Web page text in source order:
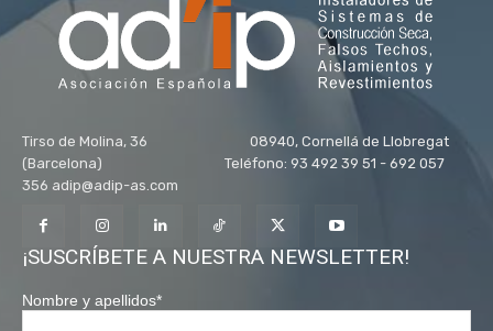
Tirso de Molina, 36 08940, Cornellá de Llobregat
(Barcelona) Teléfono: 93 492 39 51 - 692 057
356 adip@adip-as.com
¡SUSCRÍBETE A NUESTRA NEWSLETTER!
Nombre y apellidos*